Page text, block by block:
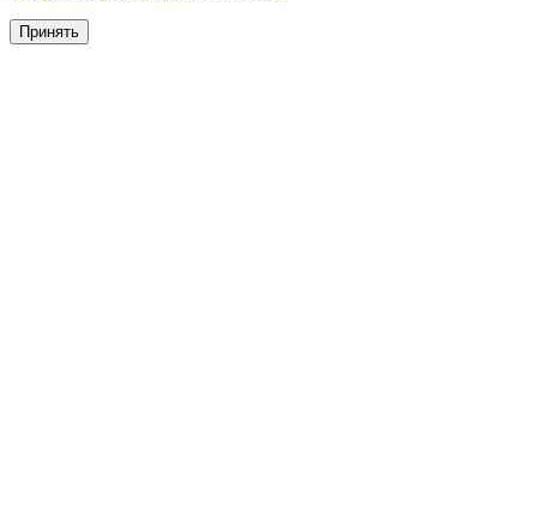
Принять